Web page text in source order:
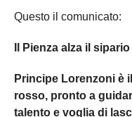
Questo il comunicato:
Il Pienza alza il
Principe Lorenzoni è
rosso, pronto a
talento e voglia di